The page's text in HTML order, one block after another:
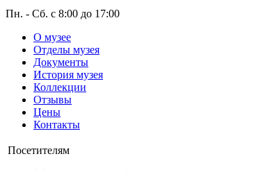
Пн. - Сб. с 8:00 до 17:00
О музее
Отделы музея
Документы
История музея
Коллекции
Отзывы
Цены
Контакты
Посетителям